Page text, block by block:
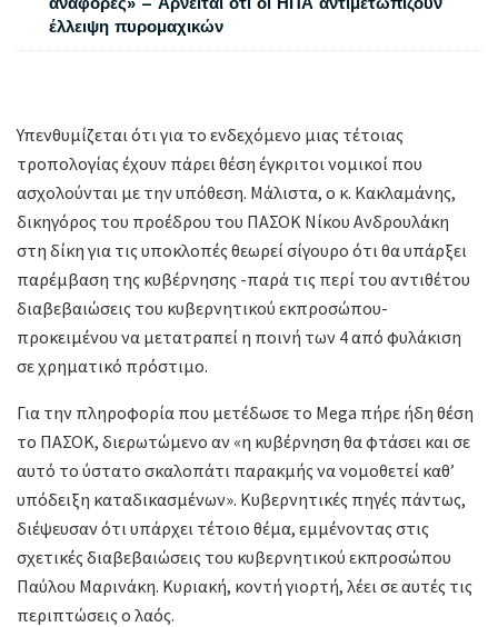
έλλειψη πυρομαχικών
Υπενθυμίζεται ότι για το ενδεχόμενο μιας τέτοιας
τροπολογίας έχουν πάρει θέση έγκριτοι νομικοί που
ασχολούνται με την υπόθεση. Μάλιστα, ο κ. Κακλαμάνης,
δικηγόρος του προέδρου του ΠΑΣΟΚ Νίκου Ανδρουλάκη
στη δίκη για τις υποκλοπές θεωρεί σίγουρο ότι θα υπάρξει
παρέμβαση της κυβέρνησης -παρά τις περί του αντιθέτου
διαβεβαιώσεις του κυβερνητικού εκπροσώπου-
προκειμένου να μετατραπεί η ποινή των 4 από φυλάκιση
σε χρηματικό πρόστιμο.
Για την πληροφορία που μετέδωσε το Mega πήρε ήδη θέση
το ΠΑΣΟΚ, διερωτώμενο αν «η κυβέρνηση θα φτάσει και σε
αυτό το ύστατο σκαλοπάτι παρακμής να νομοθετεί καθ’
υπόδειξη καταδικασμένων». Κυβερνητικές πηγές πάντως,
διέψευσαν ότι υπάρχει τέτοιο θέμα, εμμένοντας στις
σχετικές διαβεβαιώσεις του κυβερνητικού εκπροσώπου
Παύλου Μαρινάκη. Κυριακή, κοντή γιορτή, λέει σε αυτές τις
περιπτώσεις ο λαός.